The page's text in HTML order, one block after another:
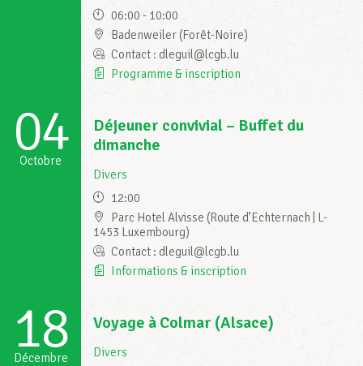
06:00 - 10:00
Badenweiler (Forêt-Noire)
Contact : dleguil@lcgb.lu
Programme & inscription
04
Octobre
Déjeuner convivial – Buffet du
dimanche
Divers
12:00
Parc Hotel Alvisse (Route d’Echternach | L-
1453 Luxembourg)
Contact : dleguil@lcgb.lu
Informations & inscription
18
Décembre
Voyage à Colmar (Alsace)
Divers